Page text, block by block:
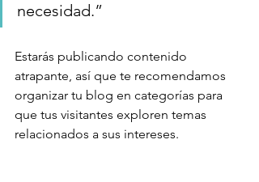
necesidad.”
Estarás publicando contenido
atrapante, así que te recomendamos
organizar tu blog en categorías para
que tus visitantes exploren temas
relacionados a sus intereses.